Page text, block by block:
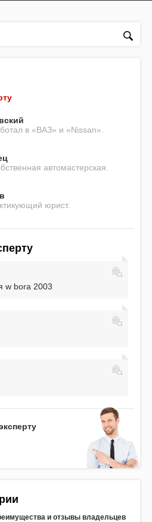
в «ВАЗ» и «Nissan».
автомастерская.
юрист.
w bora 2003
и отзывы владельцев